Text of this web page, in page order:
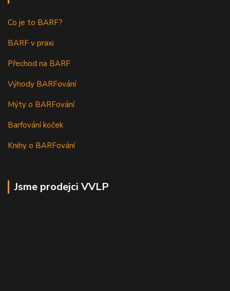
Co je to BARF?
BARF v praxi
Přechod na BARF
Výhody BARFování
Mýty o BARFování
Barfování koček
Knihy o BARFování
Jsme prodejci VVLP